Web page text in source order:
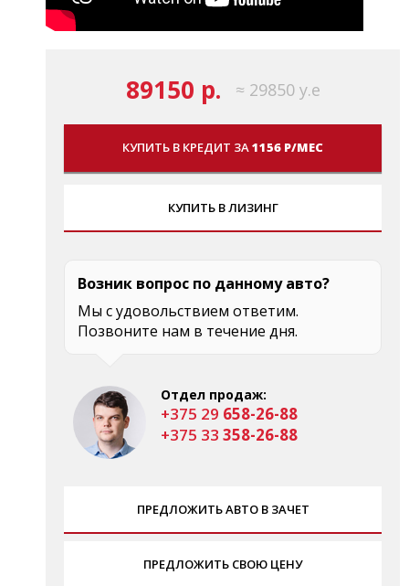
89150 р. ≈ 29850 у.е
КУПИТЬ В КРЕДИТ ЗА1156 Р/МЕС
КУПИТЬ В ЛИЗИНГ
Возник вопрос по данному авто?
Мы с удовольствием ответим.
Позвоните нам в течение дня.
Отдел продаж:
+375 29 658-26-88
+375 33 358-26-88
ПРЕДЛОЖИТЬ АВТО В ЗАЧЕТ
ПРЕДЛОЖИТЬ СВОЮ ЦЕНУ